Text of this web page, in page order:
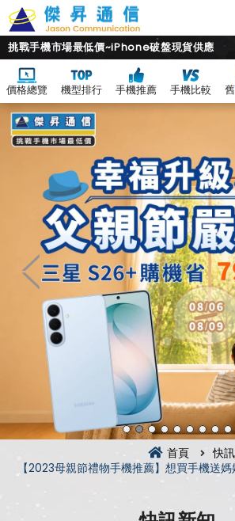
挑戰手機市場最低價~iPhone破盤現貨供應
價格總覽 機型排行 手機推薦 手機比較
首頁 快
【2023母親節禮物手機推薦】想買手機送